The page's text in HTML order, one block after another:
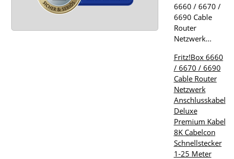
Fritz!Box 6660
/ 6670 / 6690
Cable Router
Netzwerk
Anschlusskabel
Deluxe
Premium Kabel
8K Cabelcon
Schnellstecker
1-25 Meter